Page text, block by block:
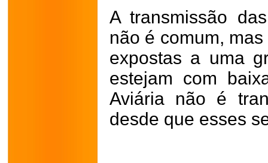
A transmissão
não é comum,
expostas a uma
estejam com
Aviária não é
desde que esses